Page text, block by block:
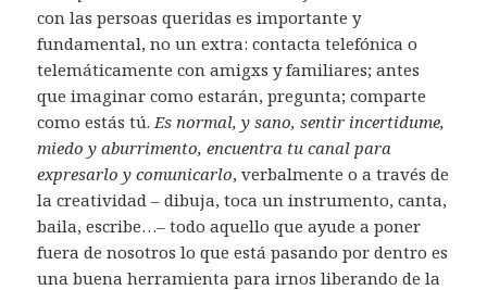
con las persoas queridas es importante y
fundamental, no un extra: contacta telefónica o
telemáticamente con amigxs y familiares; antes
que imaginar como estarán, pregunta; comparte
como estás tú. Es normal, y sano, sentir incertidume,
miedo y aburrimento, encuentra tu canal para
expresarlo y comunicarlo, verbalmente o a través de
la creatividad – dibuja, toca un instrumento, canta,
baila, escribe…– todo aquello que ayude a poner
fuera de nosotros lo que está pasando por dentro es
una buena herramienta para irnos liberando de la